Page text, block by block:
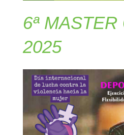
6ª MASTER
2025